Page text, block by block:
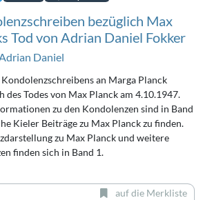
bezüglich Max
Tod von Adrian Daniel Fokker
Daniel
Kondolenzschreibens an Marga Planck
des Todes von Max Planck am 4.10.1947.
zu den Kondolenzen sind in Band
Kieler Beiträge zu Max Planck zu finden.
zu Max Planck und weitere
finden sich in Band 1.
auf die Merkliste